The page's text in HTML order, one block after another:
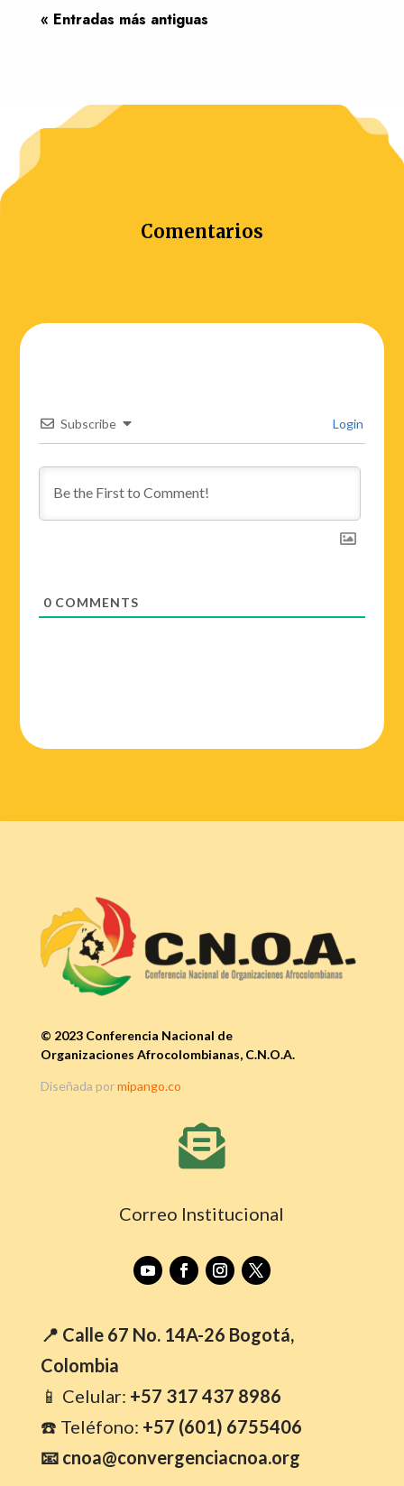
« Entradas más antiguas
Comentarios
Subscribe Login
0 COMMENTS
© 2023 Conferencia Nacional de
Organizaciones Afrocolombianas, C.N.O.A.
Diseñada pormipango.co

Correo Institucional
📍 Calle 67 No. 14A-26 Bogotá,
Colombia
📱 Celular: +57 317 437 8986
☎️ Teléfono: +57 (601) 6755406
📧 cnoa@convergenciacnoa.org